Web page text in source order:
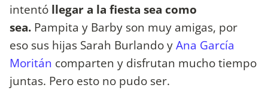
intentó llegar a la fiesta sea como
sea. Pampita y Barby son muy amigas, por
eso sus hijas Sarah Burlando yAna García
Moritán comparten y disfrutan mucho tiempo
juntas. Pero esto no pudo ser.